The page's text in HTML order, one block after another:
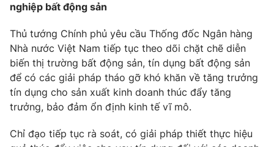
nghiệp bất động sản
Thủ tướng Chính phủ yêu cầu Thống đốc Ngân hàng
Nhà nước Việt Nam tiếp tục theo dõi chặt chẽ diễn
biến thị trường bất động sản, tín dụng bất động sản
để có các giải pháp tháo gỡ khó khăn về tăng trưởng
tín dụng cho sản xuất kinh doanh thúc đẩy tăng
trưởng, bảo đảm ổn định kinh tế vĩ mô.
Chỉ đạo tiếp tục rà soát, có giải pháp thiết thực hiệu